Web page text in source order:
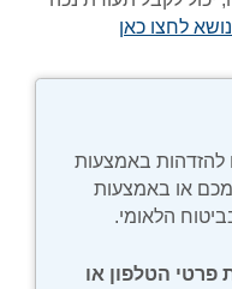
לחצו כאן
חדש
להזדהות באמצעות
או באמצעות
הלאומי.
פרטי הטלפון או